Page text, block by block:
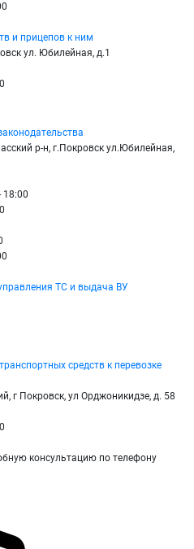
и прицепов к ним
ул. Юбилейная, д.1
р-н, г.Покровск ул.Юбилейная,
18:00
ТС и выдача ВУ
средств к перевозке
г Покровск, ул Орджоникидзе, д. 58
консультацию по телефону